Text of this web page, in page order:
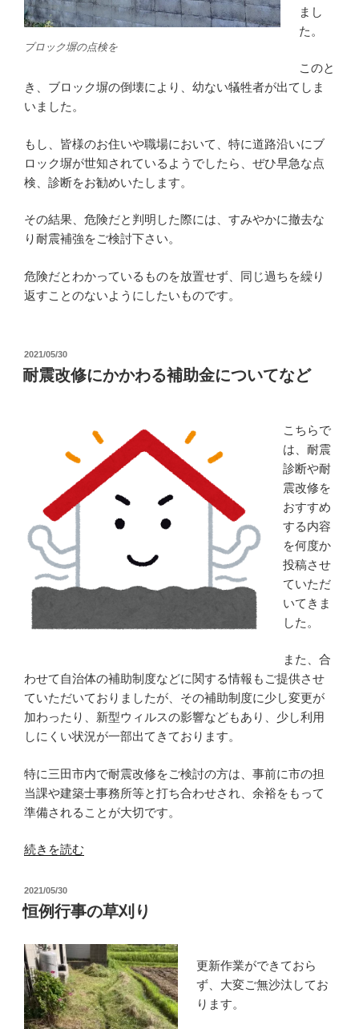
ブロック塀の点検を
まし
た。
このと
き、ブロック塀の倒壊により、幼ない犠牲者が出てしま
いました。
もし、皆様のお住いや職場において、特に道路沿いにブ
ロック塀が世知されているようでしたら、ぜひ早急な点
検、診断をお勧めいたします。
その結果、危険だと判明した際には、すみやかに撤去な
り耐震補強をご検討下さい。
危険だとわかっているものを放置せず、同じ過ちを繰り
返すことのないようにしたいものです。
投
稿
日:
2021/05/30
耐震改修にかかわる補助金についてなど
こちらで
は、耐震
診断や耐
震改修を
おすすめ
する内容
を何度か
投稿させ
ていただ
いてきま
した。
また、合
わせて自治体の補助制度などに関する情報もご提供させ
ていただいておりましたが、その補助制度に少し変更が
加わったり、新型ウィルスの影響などもあり、少し利用
しにくい状況が一部出てきております。
特に三田市内で耐震改修をご検討の方は、事前に市の担
当課や建築士事務所等と打ち合わせされ、余裕をもって
準備されることが大切です。
“耐
改
修
か
か
わ
る
補
続きを読む
投
稿
日:
2021/05/30
恒例行事の草刈り
更新作業ができておら
ず、大変ご無沙汰してお
ります。